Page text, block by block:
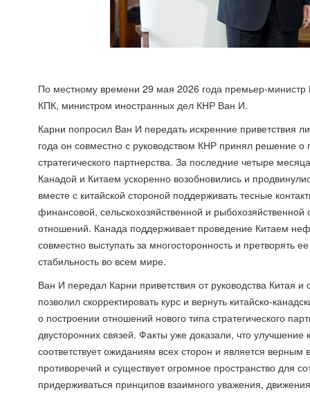
По местному времени 29 мая 2026 года премьер-
КПК, министром иностранных дел КНР Ван И.
Карни попросил Ван И передать искренние приветствия
года он совместно с руководством КНР принял решение о
стратегического партнерства. За последние четыре
Канадой и Китаем ускоренно возобновились и
вместе с китайской стороной поддерживать тесные
финансовой, сельскохозяйственной и
отношений. Канада поддерживает проведение Китаем
совместно выступать за многосторонность и претворять
стабильность во всем мире.
Ван И передал Карни приветствия от руководства Китая
позволил скорректировать курс и вернуть китайско-
о построении отношений нового типа стратегического
двусторонних связей. Факты уже доказали, что
соответствует ожиданиям всех сторон и является
противоречий и существует огромное пространство для
придерживаться принципов взаимного уважения,